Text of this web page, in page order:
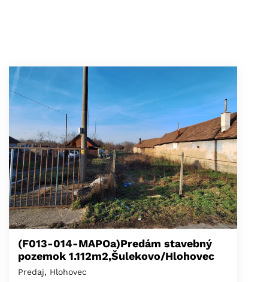
(F013-014-MAPOa)Predám stavebný
pozemok 1.112m2,Šulekovo/Hlohovec
Predaj, Hlohovec